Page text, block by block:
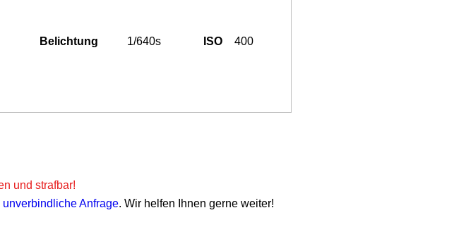
Belichtung 1/640s ISO
400
und strafbar!
unverbindliche Anfrage. Wir helfen Ihnen gerne weiter!